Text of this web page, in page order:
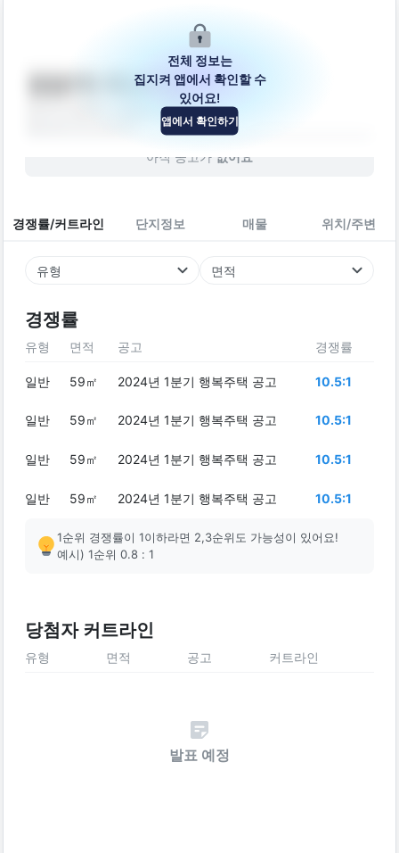
장암1차 푸르지오
경기도 의정부시 동일로128번길 13
아직 공고가 없어요
경쟁률/커트라인 단지정보 매물 위치/주변
유형 면적
경쟁률
전체 정보는
집지켜 앱에서 확인할 수
있어요!
앱에서 확인하기
유형 면적 공고 경쟁률
일반 59㎡ 2024년 1분기 행복주택 공고 10.5:1
일반 59㎡ 2024년 1분기 행복주택 공고 10.5:1
일반 59㎡ 2024년 1분기 행복주택 공고 10.5:1
일반 59㎡ 2024년 1분기 행복주택 공고 10.5:1
1순위 경쟁률이 1이하라면 2,3순위도 가능성이 있어요!
예시) 1순위 0.8 : 1
당첨자 커트라인
유형 면적 공고 커트라인
발표 예정